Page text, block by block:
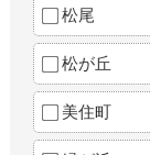
松尾
松が丘
美住町